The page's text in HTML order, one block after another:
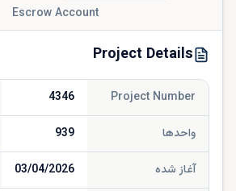
Escrow Account
Project Details
Project Number
4346
واحدها 939
آغاز شده 03/04/2026